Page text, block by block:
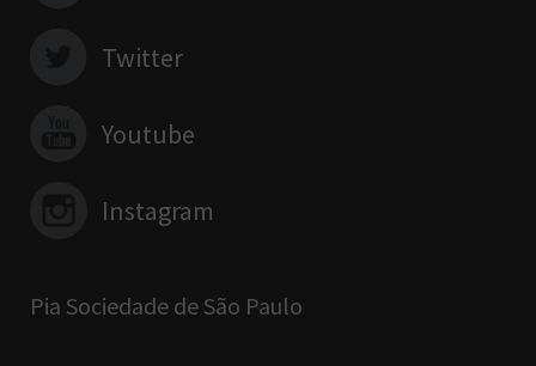
Twitter
Youtube
Instagram
Pia Sociedade de São Paulo